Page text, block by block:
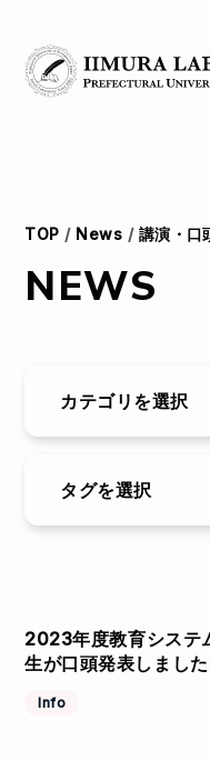
TOP / News / 講演・口
NEWS
カテゴリを選択
タグを選択
メディア報道
2023年度教育システ
生が口頭発表しました
Info